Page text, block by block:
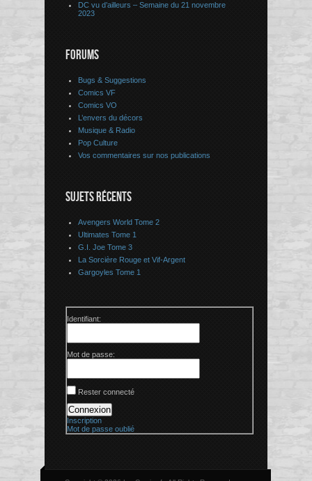
DC vu d’ailleurs – Semaine du 21 novembre
2023
FORUMS
Bugs & Suggestions
Comics VF
Comics VO
L’envers du décors
Musique & Radio
Pop Culture
Vos commentaires sur nos publications
SUJETS RÉCENTS
Avengers World Tome 2
Ultimates Tome 1
G.I. Joe Tome 3
La Sorcière Rouge et Vif-Argent
Gargoyles Tome 1
Identifiant:
Mot de passe:
Rester connecté
Connexion
Inscription
Mot de passe oublié